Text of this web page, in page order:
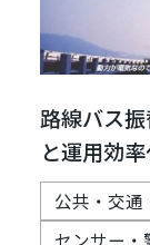
路線バス
と運用効
公共・交通
センサー・